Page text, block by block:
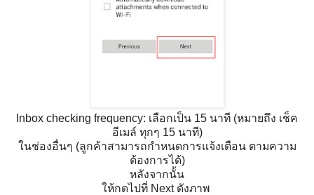
Inbox checking frequency: เลือกเป็น 15 นาที (หมายถึง เช็ค
อีเมล์ ทุกๆ 15 นาที)
ในช่องอื่นๆ (ลูกค้าสามารถกำหนดการแจ้งเตือน ตามความ
ต้องการได้)
หลังจากนั้น
ให้กดไปที่ Next ดังภาพ